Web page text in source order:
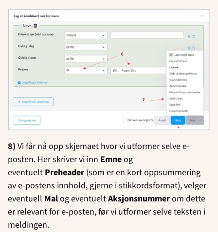
8) Vi får nå opp skjemaet hvor vi utformer selve e-
posten. Her skriver vi inn Emneog
eventuelt Preheader (som er en kort oppsummering
av e-postens innhold, gjerne i stikkordsformat), velger
eventuell Malog eventueltAksjonsnummerom dette
er relevant for e-posten, før vi utformer selve teksten i
meldingen.